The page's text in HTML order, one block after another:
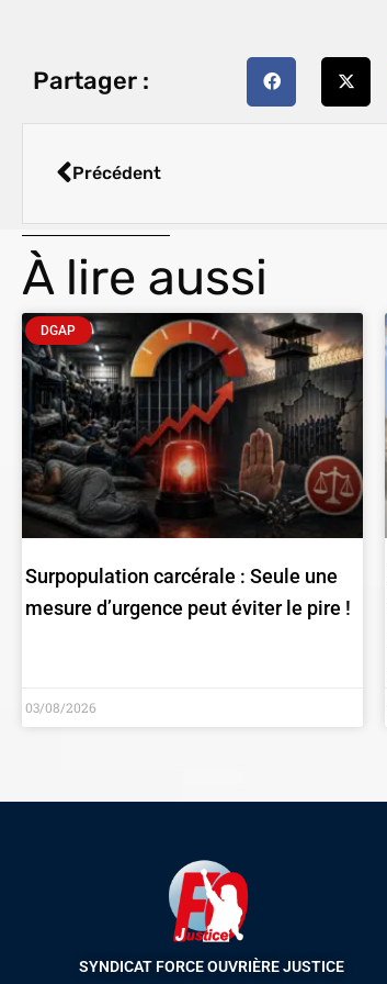
Partager :
Précédent
À lire aussi
DGAP
Surpopulation carcérale : Seule une
mesure d’urgence peut éviter le pire !
03/08/2026
SYNDICAT FORCE OUVRIÈRE JUSTICE